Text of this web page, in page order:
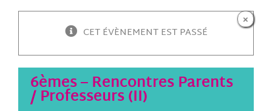
×
CET ÉVÈNEMENT EST PASSÉ
6èmes – Rencontres Parents
/ Professeurs (II)